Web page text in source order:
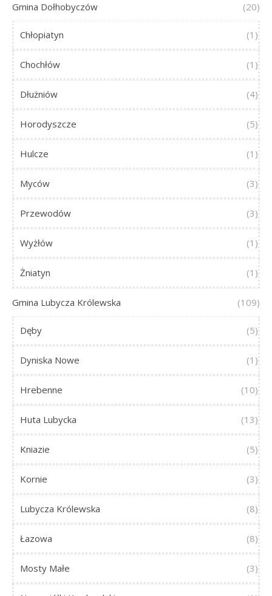
Gmina Dołhobyczów (20)
Chłopiatyn (1)
Chochłów (1)
Dłużniów (4)
Horodyszcze (5)
Hulcze (1)
Myców (3)
Przewodów (3)
Wyżłów (1)
Żniatyn (1)
Gmina Lubycza Królewska (109)
Dęby (5)
Dyniska Nowe (1)
Hrebenne (10)
Huta Lubycka (13)
Kniazie (5)
Kornie (3)
Lubycza Królewska (8)
Łazowa (8)
Mosty Małe (3)